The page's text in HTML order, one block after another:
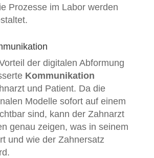
Prozesse im Labor werden
der digitalen Abformung
Kommunikation
und Patient. Da die
Modelle sofort auf einem
sind, kann der Zahnarzt
genau zeigen, was in seinem
und wie der Zahnersatz